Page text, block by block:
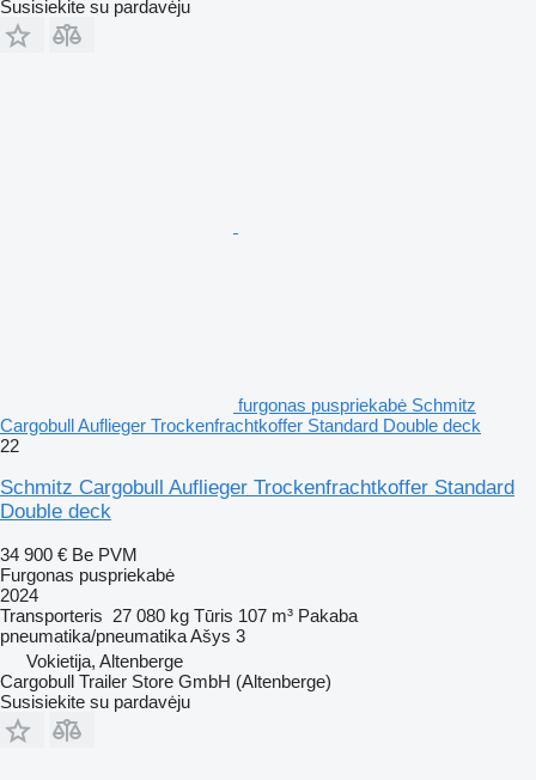
Susisiekite su pardavėju
furgonas puspriekabė Schmitz
Cargobull Auflieger Trockenfrachtkoffer Standard Double deck
22
Schmitz Cargobull Auflieger Trockenfrachtkoffer Standard
Double deck
34 900 € Be PVM
Furgonas puspriekabė
2024
Transporteris 27 080 kg Tūris 107 m³ Pakaba
pneumatika/pneumatikaAšys 3
Vokietija, Altenberge
Cargobull Trailer Store GmbH (Altenberge)
Susisiekite su pardavėju